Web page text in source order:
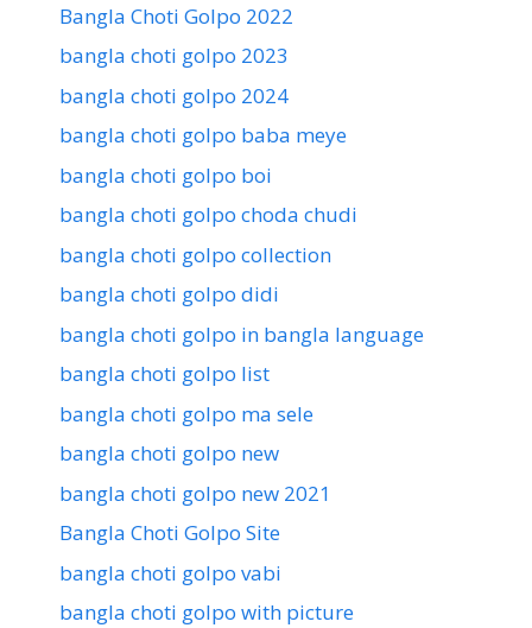
Bangla Choti Golpo 2022
bangla choti golpo 2023
bangla choti golpo 2024
bangla choti golpo baba meye
bangla choti golpo boi
bangla choti golpo choda chudi
bangla choti golpo collection
bangla choti golpo didi
bangla choti golpo in bangla language
bangla choti golpo list
bangla choti golpo ma sele
bangla choti golpo new
bangla choti golpo new 2021
Bangla Choti Golpo Site
bangla choti golpo vabi
bangla choti golpo with picture